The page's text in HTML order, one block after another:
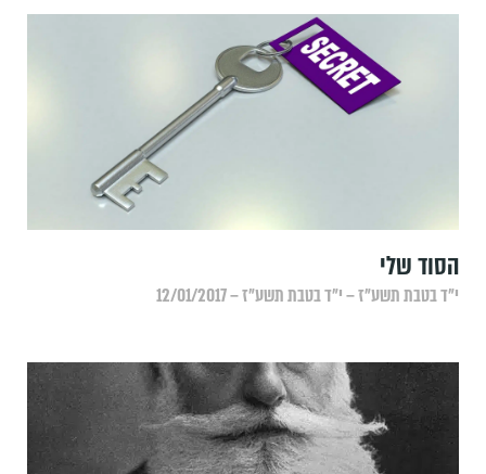
הסוד שלי
י״ד בטבת תשע״ז – י״ד בטבת תשע״ז – 12/01/2017